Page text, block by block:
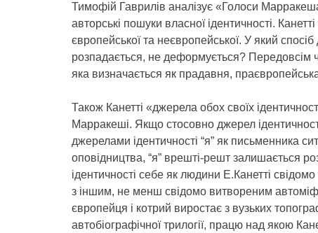
Тимофій Гаврилів аналізує «Голоси
авторські пошуки власної ідентичності.
європейської та неєвропейської. У який
розпадається, не деформується? Передовсім
яка визначається як прадавня,
Також Канетті «джерела обох своїх
Марракеші. Якщо стосовно джерел
джерелами ідентичності “я” як письменника
оповідництва, “я” врешті-решт залишається
ідентичності себе як людини Е.Канетті
з іншим, не менш свідомо витвореним
європейця і котрий виростає з вузьких
автобіографічної трилогії, працю над якою